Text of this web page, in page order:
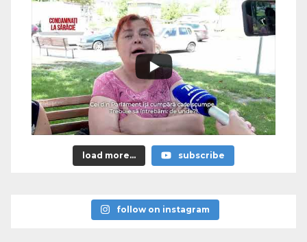
load more... subscribe
follow on instagram